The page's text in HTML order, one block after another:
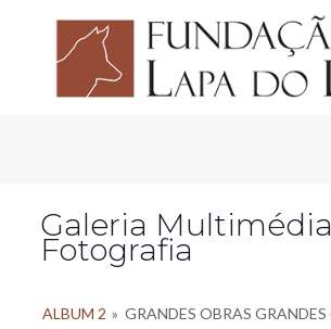
Galeria
Fotografia
ALBUM 2 » GRANDES OBRAS GRANDES